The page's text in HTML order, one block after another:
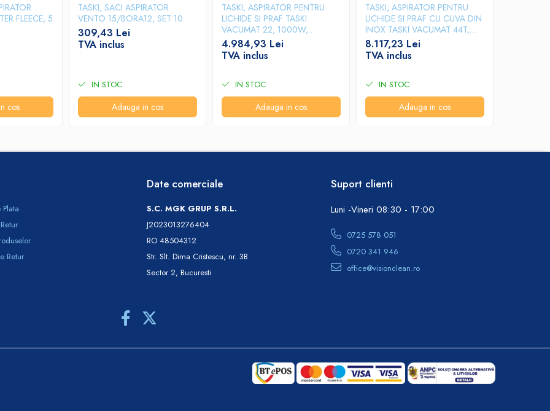
FLEECE, 5
cos
TASKI, SACI ASPIRATOR
VENTO 15/BORA12, SET 10
309,43 Lei
TVA inclus
IN STOC
Adauga in cos
TASKI, ASPIRATOR PENTRU
LICHIDE SI PRAF TASKI
VACUMAT 22, 1000W,
OPERARE ERGONOMICA,
PUTERE DE ASPIRARE,
CAPACITATE SAC PRAF 22L
4.984,93 Lei
TVA inclus
IN STOC
Adauga in cos
TASKI, ASPIRATOR PENTRU
LICHIDE SI PRAF CU CUVA DIN
INOX TASKI VACUMAT 44T,
2X950W, CUVA INOX,
CAPACITATE BAZIN 44L
8.117,23 Lei
TVA inclus
IN STOC
Adauga in cos
Retur
Date comerciale
S.C. MGK GRUP S.R.L.
J2023013276404
RO 48504312
Str. Slt. Dima Cristescu, nr. 3B
Sector 2, Bucuresti
Suport clienti
Luni -Vineri 08:30 - 17:00
0725 578 051
0720 341 946
office@visionclean.ro